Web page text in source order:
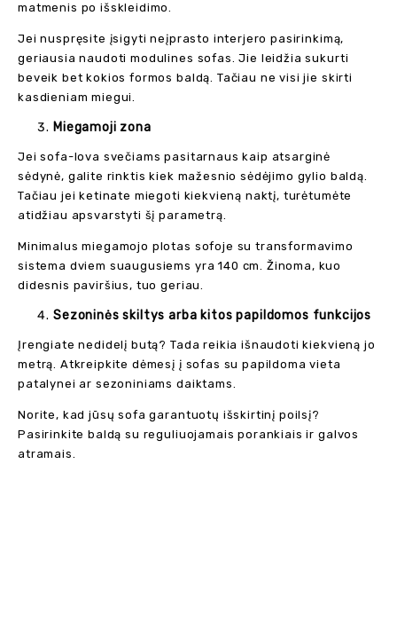
matmenis po išskleidimo.
Jei nuspręsite įsigyti neįprasto interjero pasirinkimą,
geriausia naudoti modulines sofas. Jie leidžia sukurti
beveik bet kokios formos baldą. Tačiau ne visi jie skirti
kasdieniam miegui.
Miegamoji zona
Jei sofa-lova svečiams pasitarnaus kaip atsarginė
sėdynė, galite rinktis kiek mažesnio sėdėjimo gylio baldą.
Tačiau jei ketinate miegoti kiekvieną naktį, turėtumėte
atidžiau apsvarstyti šį parametrą.
Minimalus miegamojo plotas sofoje su transformavimo
sistema dviem suaugusiems yra 140 cm. Žinoma, kuo
didesnis paviršius, tuo geriau.
Sezoninės skiltys arba kitos papildomos funkcijos
Įrengiate nedidelį butą? Tada reikia išnaudoti kiekvieną jo
metrą. Atkreipkite dėmesį į sofas su papildoma vieta
patalynei ar sezoniniams daiktams.
Norite, kad jūsų sofa garantuotų išskirtinį poilsį?
Pasirinkite baldą su reguliuojamais porankiais ir galvos
atramais.